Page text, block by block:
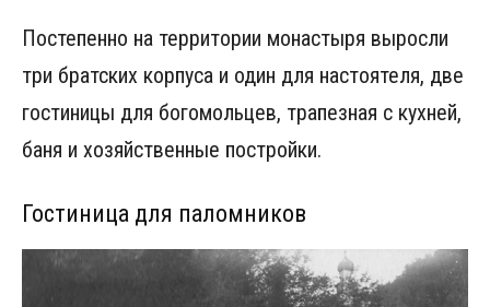
Постепенно на территории монастыря выросли
три братских корпуса и один для настоятеля, две
гостиницы для богомольцев, трапезная с кухней,
баня и хозяйственные постройки.
Гостиница для паломников